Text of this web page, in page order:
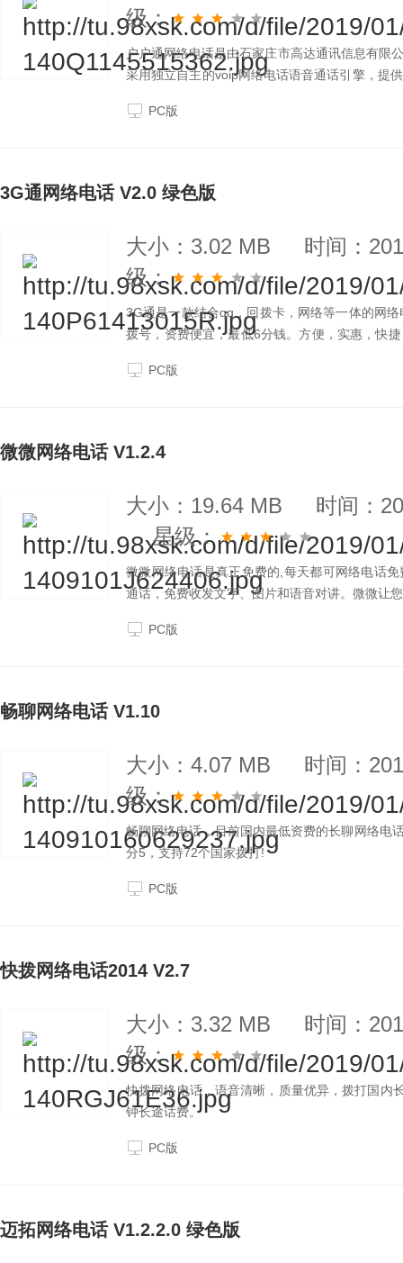
级：
户户通网络电话是由石家庄市高达通讯信息有限
采用独立自主的voip网络电话语音通话引擎，提
PC版
3G通网络电话 V2.0 绿色版
大小：3.02 MB
时间：
级：
3G通是一款结合qq，回拨卡，网络等一体的网
拨号，资费便宜，最低6分钱。方便，实惠，快
PC版
微微网络电话 V1.2.4
大小：19.64 MB
时间：
星级：
微微网络电话是真正免费的,每天都可网络电话
通话，免费收发文字、图片和语音对讲。微微让
PC版
畅聊网络电话 V1.10
大小：4.07 MB
时间：
级：
畅聊网络电话，目前国内最低资费的长聊网络电
分5，支持72个国家拨打!
PC版
快拨网络电话2014 V2.7
大小：3.32 MB
时间：
级：
快拨网络电话，语音清晰，质量优异，拨打国内
钟长途话费。
PC版
迈拓网络电话 V1.2.2.0 绿色版